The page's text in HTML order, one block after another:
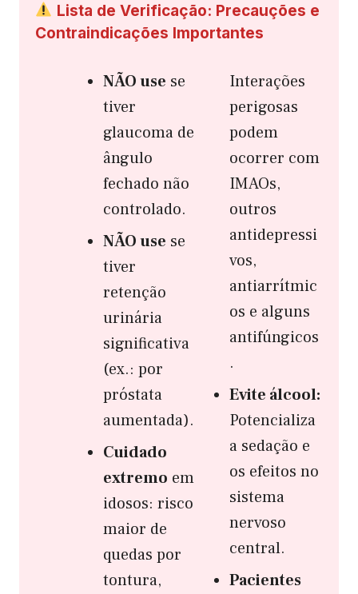
Lista de Verificação: Precauções e
Contraindicações Importantes
NÃO use se
tiver
glaucoma de
ângulo
fechado não
controlado.
NÃO use se
tiver
retenção
urinária
significativa
(ex.: por
próstata
aumentada).
Cuidado
extremo em
idosos: risco
maior de
quedas por
tontura,
Interações
perigosas
podem
ocorrer com
IMAOs,
outros
antidepressi
vos,
antiarrítmic
os e alguns
antifúngicos
.
Evite álcool:
Potencializa
a sedação e
os efeitos no
sistema
nervoso
central.
Pacientes